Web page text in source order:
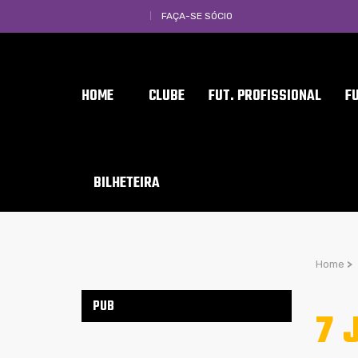
FAÇA-SE SÓCIO
HOME CLUBE FUT. PROFISSIONAL
BILHETEIRA
Home >
7
PUB